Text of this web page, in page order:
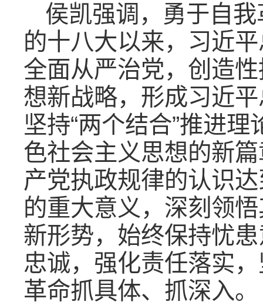
侯凯强调，勇于自
的十八大以来，习近
全面从严治党，创造
想新战略，形成习近
坚持“两个结合”推进
色社会主义思想的新
产党执政规律的认识
的重大意义，深刻领
新形势，始终保持忧
忠诚，强化责任落实
革命抓具体、抓深入。